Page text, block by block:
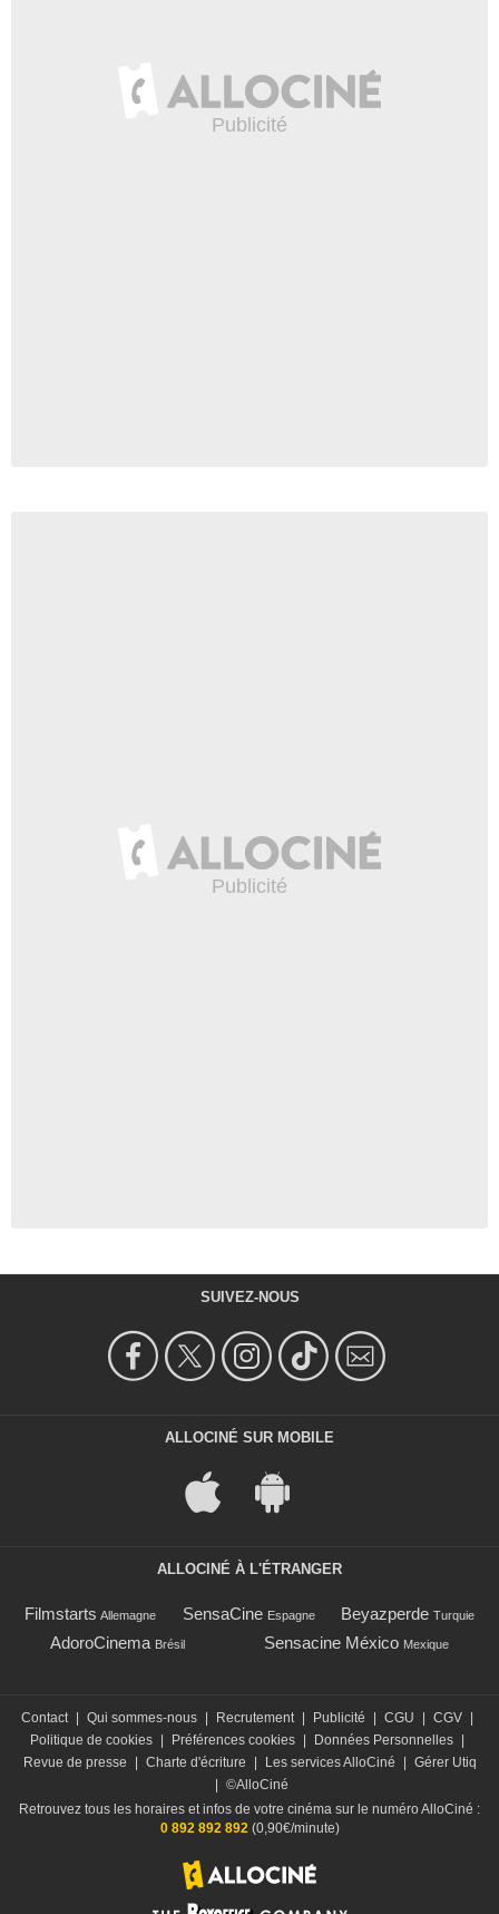
SUIVEZ-NOUS
ALLOCINÉ SUR MOBILE
ALLOCINÉ À L'ÉTRANGER
Filmstarts Allemagne SensaCine Espagne Beyazperde Turquie
AdoroCinema Brésil Sensacine México Mexique
Contact Qui sommes-nous Recrutement Publicité CGU CGV
Politique de cookies
Préférences cookies Données Personnelles
Revue de presse
Charte d'écriture Les services AlloCiné
Gérer Utiq
©AlloCiné
Retrouvez tous les horaires et infos de votre cinéma sur le numéro AlloCiné :
0 892 892 892(0,90€/minute)